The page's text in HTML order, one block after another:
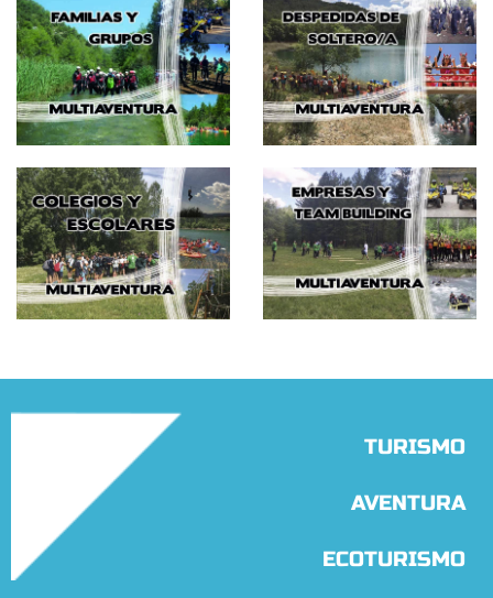
TURISMO
AVENTURA
ECOTURISMO